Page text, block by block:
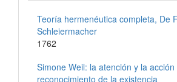
Teoría hermenéutica completa, De
Schleiermacher
1762
Simone Weil: la atención y la acción
reconocimiento de la existencia